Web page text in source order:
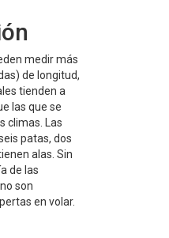
medir más
de longitud,
tienden a
las que se
climas. Las
patas, dos
alas. Sin
de las
son
en volar.